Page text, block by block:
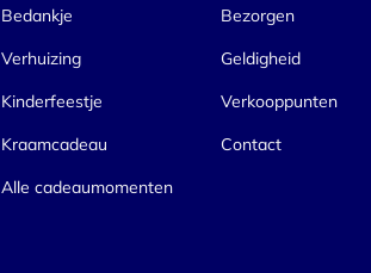
Bedankje
Verhuizing
Kinderfeestje
Kraamcadeau
Alle cadeaumomenten
Bezorgen
Geldigheid
Verkooppunten
Contact